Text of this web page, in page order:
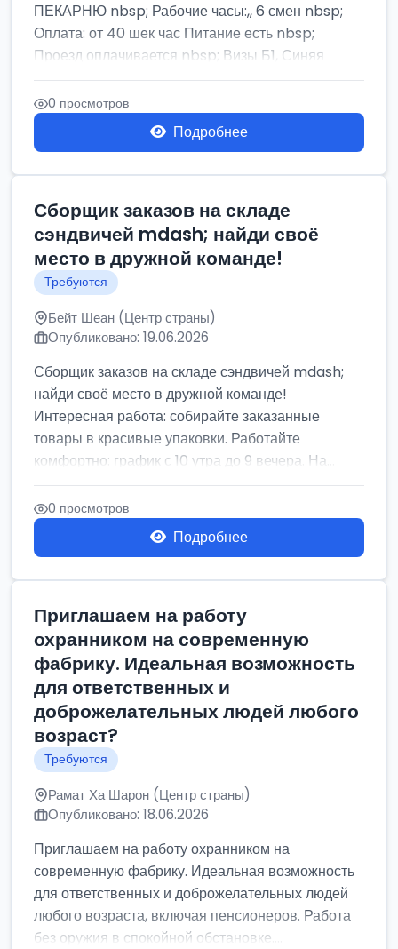
ПЕКАРНЮ nbsp; Рабочие часы:,, 6 смен nbsp;
Оплата: от 40 шек час Питание есть nbsp;
Проезд оплачивается nbsp; Визы Б1, Синяя
бумага,...
0 просмотров
Подробнее
Сборщик заказов на складе
сэндвичей mdash; найди своё
место в дружной команде!
Требуются
Бейт Шеан (Центр страны)
Опубликовано: 19.06.2026
Сборщик заказов на складе сэндвичей mdash;
найди своё место в дружной команде!
Интересная работа: собирайте заказанные
товары в красивые упаковки. Работайте
комфортно: график с 10 утра до 9 вечера. На...
0 просмотров
Подробнее
Приглашаем на работу
охранником на современную
фабрику. Идеальная возможность
для ответственных и
доброжелательных людей любого
возраст?
Требуются
Рамат Ха Шарон (Центр страны)
Опубликовано: 18.06.2026
Приглашаем на работу охранником на
современную фабрику. Идеальная возможность
для ответственных и доброжелательных людей
любого возраста, включая пенсионеров. Работа
без оружия в спокойной обстановке....